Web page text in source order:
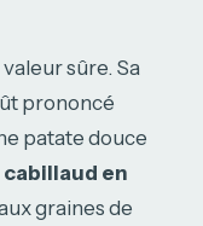
sûre. Sa
prononcé
patate douce
cabillaud en
graines de